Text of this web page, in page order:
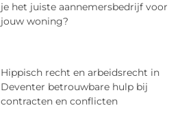
je het juiste aannemersbedrijf voor
jouw woning?
Hippisch recht en arbeidsrecht in
Deventer betrouwbare hulp bij
contracten en conflicten